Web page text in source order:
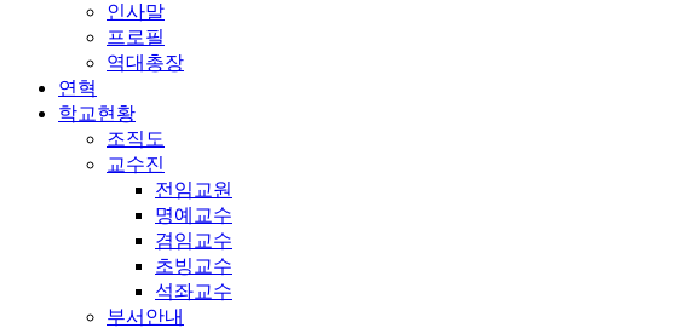
인사말
프로필
역대총장
연혁
학교현황
조직도
교수진
전임교원
명예교수
겸임교수
초빙교수
석좌교수
부서안내